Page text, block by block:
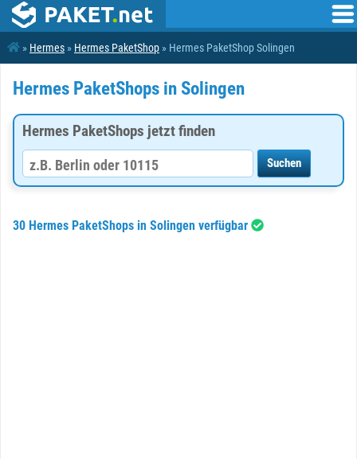
» Hermes » Hermes PaketShop » Hermes PaketShop Solingen
Hermes PaketShops in Solingen
Hermes PaketShops jetzt finden
30 Hermes PaketShops in Solingen verfügbar